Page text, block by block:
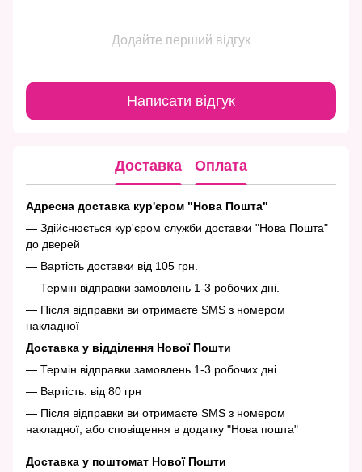
Додайте перший відгук
Написати відгук
Доставка Оплата
Адресна доставка кур'єром "Нова Пошта"
— Здійснюється кур'єром служби доставки "Нова Пошта"
до дверей
— Вартість доставки від 105 грн.
— Термін відправки замовлень 1-3 робочих дні.
— Після відправки ви отримаєте SMS з номером
накладної
Доставка у відділення Нової Пошти
— Термін відправки замовлень 1-3 робочих дні.
— Вартість: від 80 грн
— Після відправки ви отримаєте SMS з номером
накладної, або сповіщення в додатку "Нова пошта"
Доставка у поштомат Нової Пошти